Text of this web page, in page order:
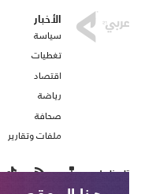
الأخبار
سياسة
تغطيات
اقتصاد
رياضة
صحافة
ملفات وتقارير
تابعنا على